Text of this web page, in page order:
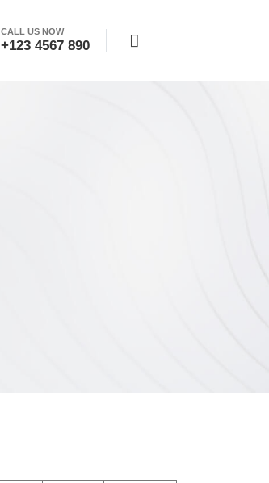
CALL US NOW
+123 4567 890